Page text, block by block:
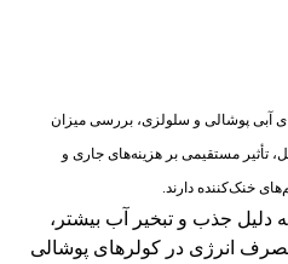
آبی پوشالی و سلولزی، بررسی میزان
مستقیمی بر هزینه‌های جاری و
خنک‌کننده دارند.
دلیل جذب و تبخیر آب بیشتر،
انرژی در کولرهای پوشالی